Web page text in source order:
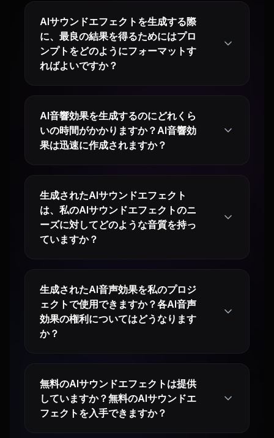
AIサウンドエフェクトを生成する際
に、最良の結果を得るためにはプロ
ンプトをどのようにフォーマットす
ればよいですか？
AI音響効果を生成するのにどれくら
いの時間がかかりますか？AI音響効
果は迅速に作成されますか？
生成されたAIサウンドエフェクト
は、私のAIサウンドエフェクトのニ
ーズに対してどのような音質を持っ
ていますか？
生成されたAI音声効果を私のプロジ
ェクトで使用できますか？各AI音声
効果の権利についてはどうなります
か？
無料のAIサウンドエフェクトは提供
していますか？無料のAIサウンドエ
フェクトを入手できますか？